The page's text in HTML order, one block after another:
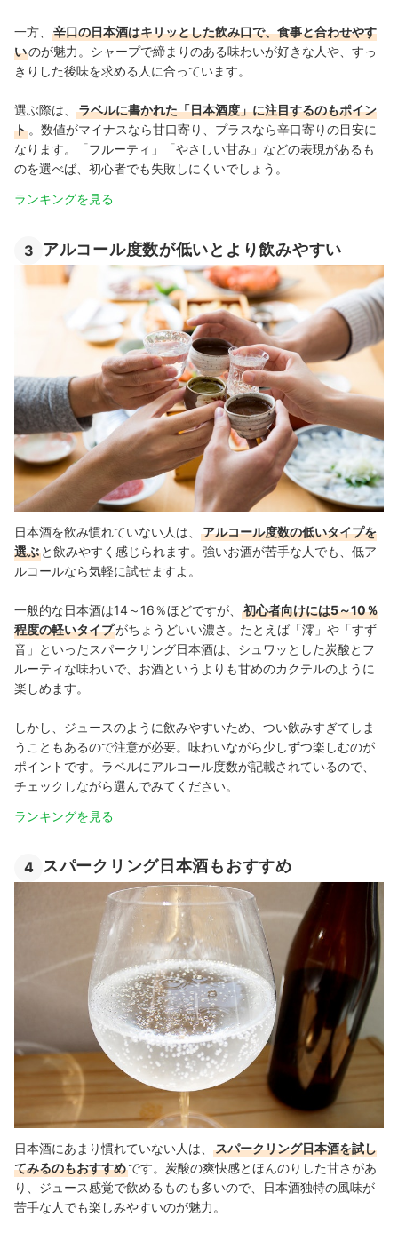
一方、
辛口の日本酒はキリッとした飲み口で、食事と合わせやす
いのが魅力。シャープで締まりのある味わいが好きな人や、すっ
きりした後味を求める人に合っています。
選ぶ際は、
ラベルに書かれた「日本酒度」に注目するのもポイン
ト 。数値がマイナスなら甘口寄り、プラスなら辛口寄りの目安に
なります。「フルーティ」「やさしい甘み」などの表現があるも
のを選べば、初心者でも失敗しにくいでしょう。
ランキングを見る
3 アルコール度数が低いとより飲みやすい
日本酒を飲み慣れていない人は、
アルコール度数の低いタイプを
選ぶ と飲みやすく感じられます。強いお酒が苦手な人でも、低ア
ルコールなら気軽に試せますよ。
一般的な日本酒は14～16％ほどですが、
初心者向けには5～10％
程度の軽いタイプがちょうどいい濃さ。たとえば「澪」や「すず
音」といったスパークリング日本酒は、シュワッとした炭酸とフ
ルーティな味わいで、お酒というよりも甘めのカクテルのように
楽しめます。
しかし、ジュースのように飲みやすいため、つい飲みすぎてしま
うこともあるので注意が必要。味わいながら少しずつ楽しむのが
ポイントです。ラベルにアルコール度数が記載されているので、
チェックしながら選んでみてください。
ランキングを見る
4 スパークリング日本酒もおすすめ
日本酒にあまり慣れていない人は、
スパークリング日本酒を試し
てみるのもおすすめです。炭酸の爽快感とほんのりした甘さがあ
り、ジュース感覚で飲めるものも多いので、日本酒独特の風味が
苦手な人でも楽しみやすいのが魅力。